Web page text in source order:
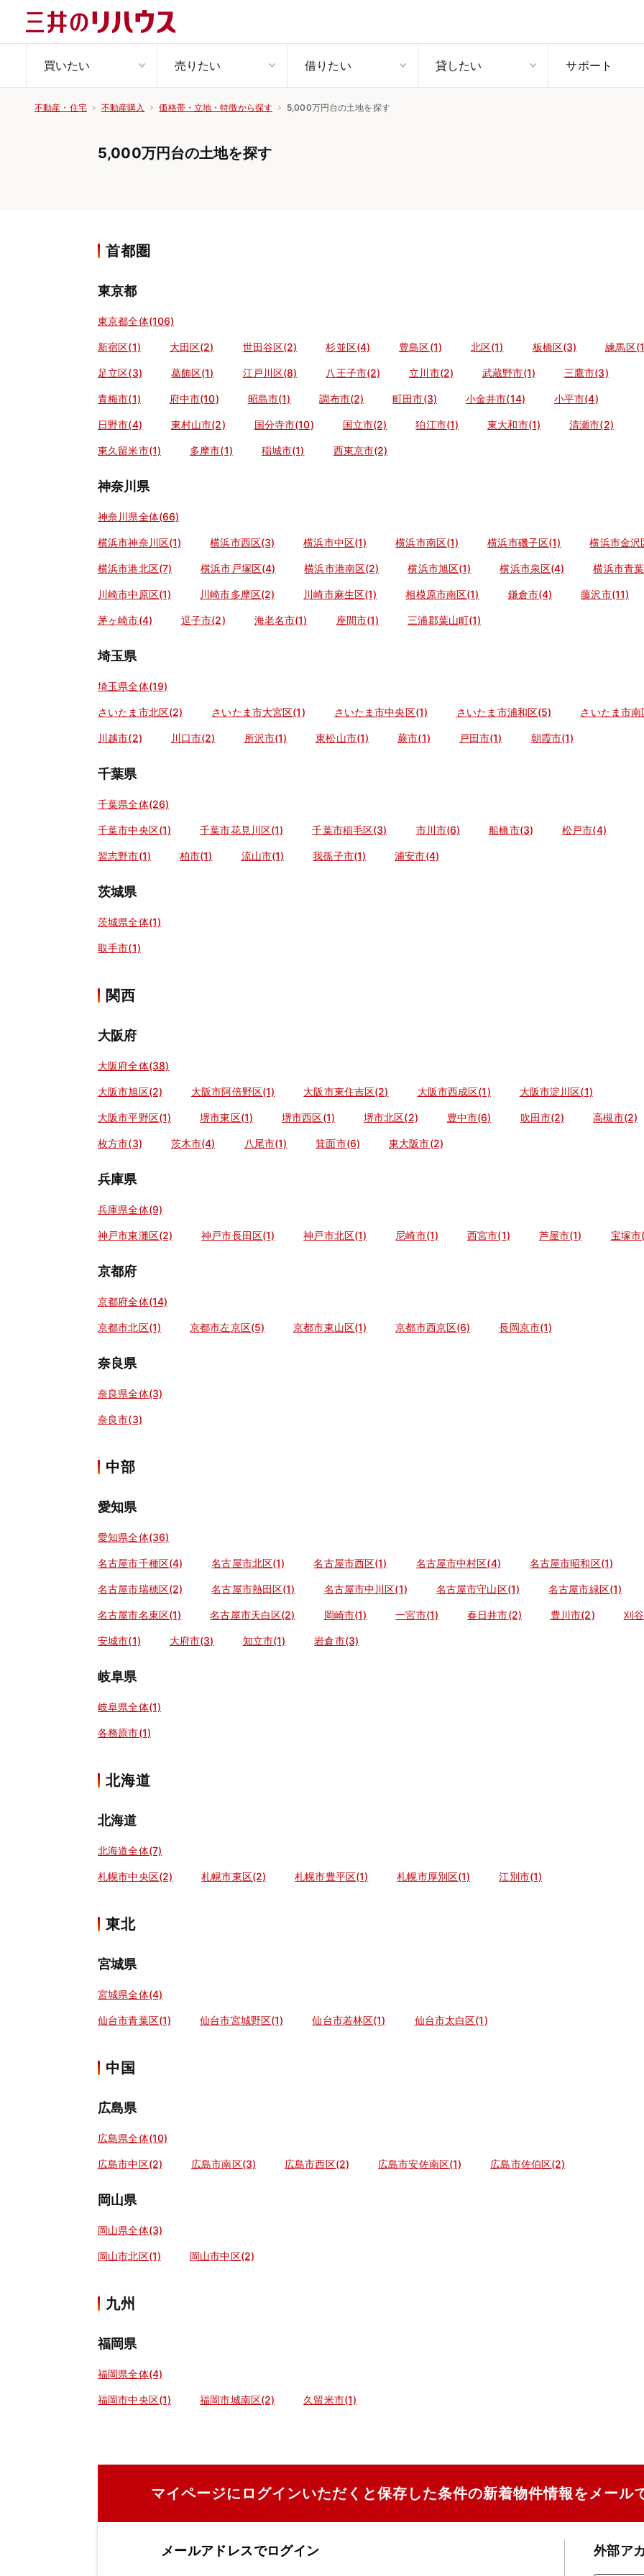
買いたい 売りたい 借りたい 貸したい サポート
不動産・住宅 不動産購入 価格帯・立地・特徴から探す 5,000万円台の土地を探す
5,000万円台の土地を探す
首都圏
東京都
東京都全体(106)
新宿区(1) 大田区(2) 世田谷区(2) 杉並区(4) 豊島区(1) 北区(1) 板橋区(3) 練馬区
足立区(3) 葛飾区(1) 江戸川区(8) 八王子市(2) 立川市(2) 武蔵野市(1) 三鷹市(3)
青梅市(1) 府中市(10) 昭島市(1) 調布市(2) 町田市(3) 小金井市(14) 小平市(4)
日野市(4) 東村山市(2) 国分寺市(10) 国立市(2) 狛江市(1) 東大和市(1) 清瀬市(2)
東久留米市(1) 多摩市(1) 稲城市(1) 西東京市(2)
神奈川県
神奈川県全体(66)
横浜市神奈川区(1) 横浜市西区(3) 横浜市中区(1) 横浜市南区(1) 横浜市磯子区(1) 横浜市金沢
横浜市港北区(7) 横浜市戸塚区(4) 横浜市港南区(2) 横浜市旭区(1) 横浜市泉区(4) 横浜市青
川崎市中原区(1) 川崎市多摩区(2) 川崎市麻生区(1) 相模原市南区(1) 鎌倉市(4) 藤沢市(11)
茅ヶ崎市(4) 逗子市(2) 海老名市(1) 座間市(1) 三浦郡葉山町(1)
埼玉県
埼玉県全体(19)
さいたま市北区(2) さいたま市大宮区(1) さいたま市中央区(1) さいたま市浦和区(5) さいたま市南
川越市(2) 川口市(2) 所沢市(1) 東松山市(1) 蕨市(1) 戸田市(1) 朝霞市(1)
千葉県
千葉県全体(26)
千葉市中央区(1) 千葉市花見川区(1) 千葉市稲毛区(3) 市川市(6) 船橋市(3) 松戸市(4)
習志野市(1) 柏市(1) 流山市(1) 我孫子市(1) 浦安市(4)
茨城県
茨城県全体(1)
取手市(1)
関西
大阪府
大阪府全体(38)
大阪市旭区(2) 大阪市阿倍野区(1) 大阪市東住吉区(2) 大阪市西成区(1) 大阪市淀川区(1)
大阪市平野区(1) 堺市東区(1) 堺市西区(1) 堺市北区(2) 豊中市(6) 吹田市(2) 高槻市(2)
枚方市(3) 茨木市(4) 八尾市(1) 箕面市(6) 東大阪市(2)
兵庫県
兵庫県全体(9)
神戸市東灘区(2) 神戸市長田区(1) 神戸市北区(1) 尼崎市(1) 西宮市(1) 芦屋市(1) 宝塚
京都府
京都府全体(14)
京都市北区(1) 京都市左京区(5) 京都市東山区(1) 京都市西京区(6) 長岡京市(1)
奈良県
奈良県全体(3)
奈良市(3)
中部
愛知県
愛知県全体(36)
名古屋市千種区(4) 名古屋市北区(1) 名古屋市西区(1) 名古屋市中村区(4) 名古屋市昭和区(1)
名古屋市瑞穂区(2) 名古屋市熱田区(1) 名古屋市中川区(1) 名古屋市守山区(1) 名古屋市緑区(1)
名古屋市名東区(1) 名古屋市天白区(2) 岡崎市(1) 一宮市(1) 春日井市(2) 豊川市(2) 刈
安城市(1) 大府市(3) 知立市(1) 岩倉市(3)
岐阜県
岐阜県全体(1)
各務原市(1)
北海道
北海道
北海道全体(7)
札幌市中央区(2) 札幌市東区(2) 札幌市豊平区(1) 札幌市厚別区(1) 江別市(1)
東北
宮城県
宮城県全体(4)
仙台市青葉区(1) 仙台市宮城野区(1) 仙台市若林区(1) 仙台市太白区(1)
中国
広島県
広島県全体(10)
広島市中区(2) 広島市南区(3) 広島市西区(2) 広島市安佐南区(1) 広島市佐伯区(2)
岡山県
岡山県全体(3)
岡山市北区(1) 岡山市中区(2)
九州
福岡県
福岡県全体(4)
福岡市中央区(1) 福岡市城南区(2) 久留米市(1)
マイページにログインいただくと保存した条件の新着物件情報をメール
メールアドレスでログイン 外部ア